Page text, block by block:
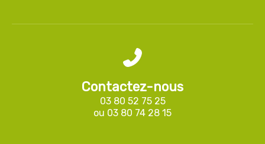
Contactez-nous
03 80 52 75 25
ou 03 80 74 28 15